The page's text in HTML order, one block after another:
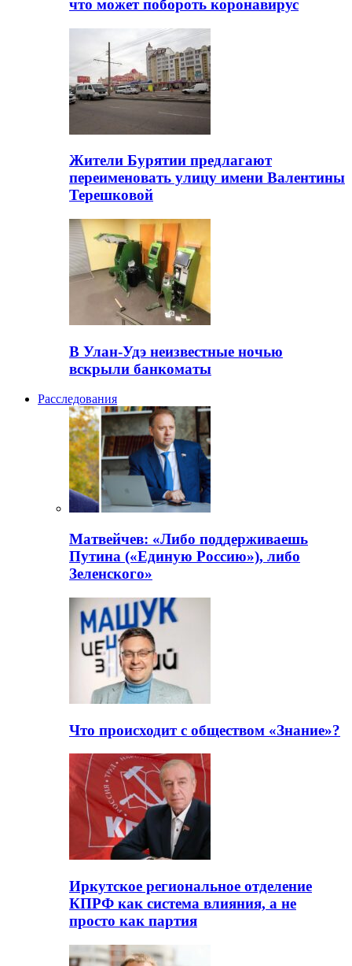
что может побороть коронавирус
Жители Бурятии предлагают
переименовать улицу имени Валентины
Терешковой
В Улан-Удэ неизвестные ночью
вскрыли банкоматы
Расследования
Матвейчев: «Либо поддерживаешь
Путина («Единую Россию»), либо
Зеленского»
Что происходит с обществом «Знание»?
Иркутское региональное отделение
КПРФ как система влияния, а не
просто как партия